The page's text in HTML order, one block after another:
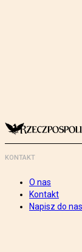
KONTAKT
O nas
Kontakt
Napisz do nas